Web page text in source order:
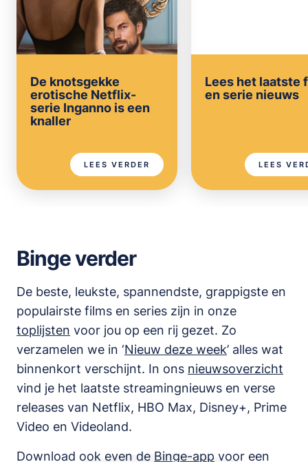
De knotsgekke
erotische Netflix-
serie Inganno is een
knaller
LEES VERDER
Lees het laatste
en serie nieuws
LEES
Binge verder
De beste, leukste, spannendste, grappigste en
populairste films en series zijn in onze
toplijsten voor jou op een rij gezet. Zo
verzamelen we in ‘Nieuw deze week’ alles wat
binnenkort verschijnt. In ons nieuwsoverzicht
vind je het laatste streamingnieuws en verse
releases van Netflix, HBO Max, Disney+, Prime
Video en Videoland.
Download ook even de Binge-app voor een